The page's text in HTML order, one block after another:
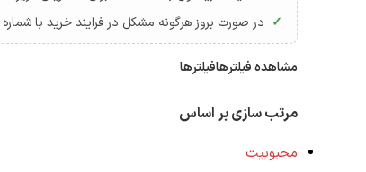
در صورت بروز هرگونه مشکل در فرایند خرید با شماره
مشاهده فیلترهافیلترها
مرتب سازی بر اساس
محبوبیت